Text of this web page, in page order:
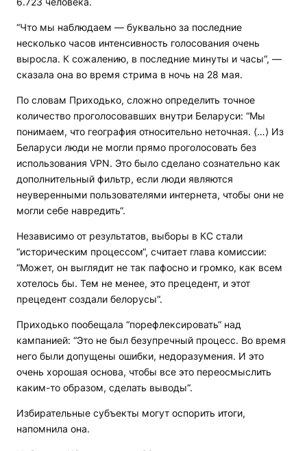
“Что мы наблюдаем — буквально за последние
несколько часов интенсивность голосования очень
выросла. К сожалению, в последние минуты и часы“, —
сказала она во время стрима в ночь на 28 мая.
По словам Приходько, сложно определить точное
количество проголосовавших внутри Беларуси: “Мы
понимаем, что география относительно неточная. ⟨…⟩ Из
Беларуси люди не могли прямо проголосовать без
использования VPN. Это было сделано сознательно как
дополнительный фильтр, если люди являются
неуверенными пользователями интернета, чтобы они не
могли себе навредить“.
Независимо от результатов, выборы в КС стали
“историческим процессом“, считает глава комиссии:
“Может, он выглядит не так пафосно и громко, как всем
хотелось бы. Тем не менее, это прецедент, и этот
прецедент создали белорусы“.
Приходько пообещала “порефлексировать“ над
кампанией: “Это не был безупречный процесс. Во время
него были допущены ошибки, недоразумения. И это
очень хорошая основа, чтобы все это переосмыслить
каким-то образом, сделать выводы“.
Избирательные субъекты могут оспорить итоги,
напомнила она.